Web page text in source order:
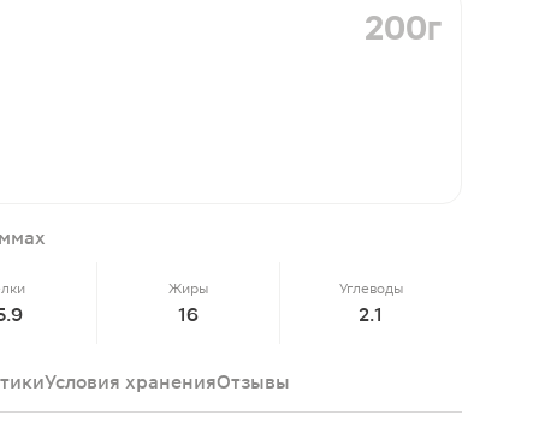
200г
Жиры
16
Углеводы
2.1
Условия храненияОтзывы